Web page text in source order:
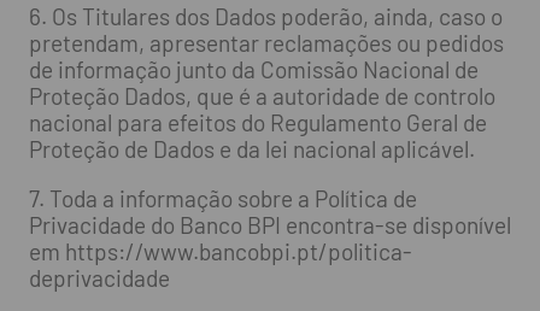
6. Os Titulares dos Dados poderão, ainda, caso o
pretendam, apresentar reclamações ou pedidos
de informação junto da Comissão Nacional de
Proteção Dados, que é a autoridade de controlo
nacional para efeitos do Regulamento Geral de
Proteção de Dados e da lei nacional aplicável.
7. Toda a informação sobre a Política de
Privacidade do Banco BPI encontra-se disponível
em https://www.bancobpi.pt/politica-
deprivacidade